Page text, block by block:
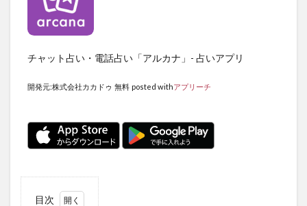
チャット占い・電話占い「アルカナ」- 占いアプリ
開発元:株式会社カカドゥ 無料 posted withアプリーチ
目次